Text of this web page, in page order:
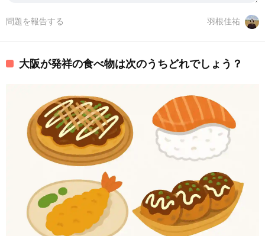
羽根佳祐
問題を報告する
大阪が発祥の食べ物は次のうちどれでしょう？